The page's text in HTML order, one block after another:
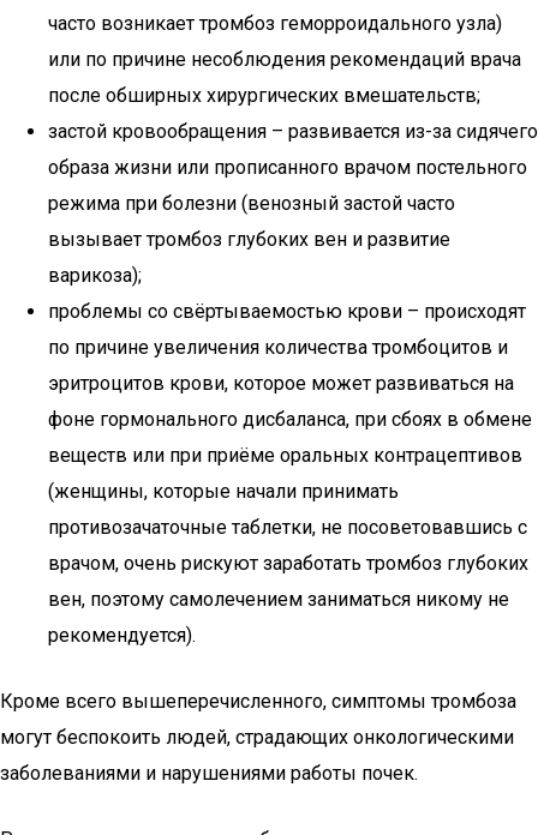
часто возникает тромбоз геморроидального узла)
или по причине несоблюдения рекомендаций врача
после обширных хирургических вмешательств;
застой кровообращения – развивается из-за сидячего
образа жизни или прописанного врачом постельного
режима при болезни (венозный застой часто
вызывает тромбоз глубоких вен и развитие
варикоза);
проблемы со свёртываемостью крови – происходят
по причине увеличения количества тромбоцитов и
эритроцитов крови, которое может развиваться на
фоне гормонального дисбаланса, при сбоях в обмене
веществ или при приёме оральных контрацептивов
(женщины, которые начали принимать
противозачаточные таблетки, не посоветовавшись с
врачом, очень рискуют заработать тромбоз глубоких
вен, поэтому самолечением заниматься никому не
рекомендуется).
Кроме всего вышеперечисленного, симптомы тромбоза
могут беспокоить людей, страдающих онкологическими
заболеваниями и нарушениями работы почек.